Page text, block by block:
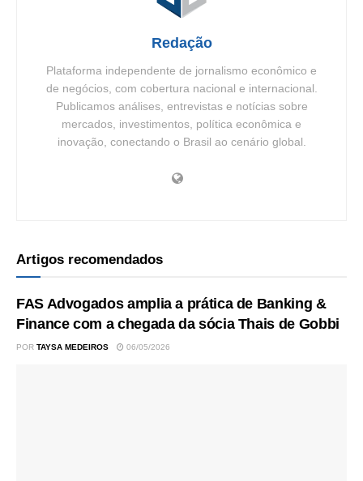
Redação
Plataforma independente de jornalismo econômico e
de negócios, com cobertura nacional e internacional.
Publicamos análises, entrevistas e notícias sobre
mercados, investimentos, política econômica e
inovação, conectando o Brasil ao cenário global.
Artigos recomendados
FAS Advogados amplia a prática de Banking &
Finance com a chegada da sócia Thais de Gobbi
POR TAYSA MEDEIROS 06/05/2026